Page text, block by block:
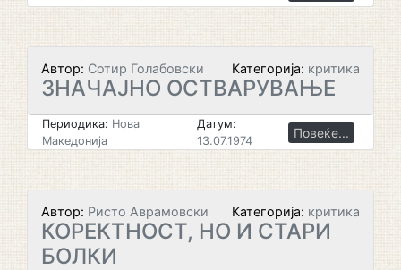
Автор: Сотир Голабовски Категорија: критика
ЗНАЧАЈНО ОСТВАРУВАЊЕ
Периодика: Нова
Македонија
Датум:
13.07.1974
Повеќе...
Автор: Ристо Аврамовски Категорија: критика
КОРЕКТНОСТ, НО И СТАРИ
БОЛКИ